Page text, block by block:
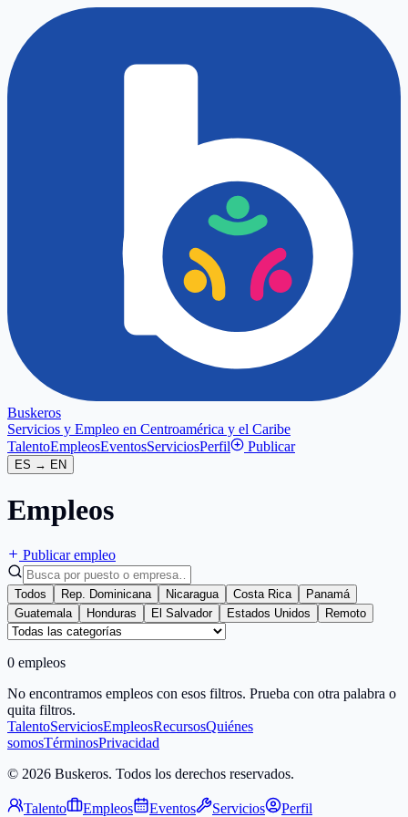
Buskeros
Servicios y Empleo en Centroamérica y el Caribe
TalentoEmpleosEventosServiciosPerfil Publicar
ES → EN
Empleos
Publicar empleo
Todos Rep. Dominicana Nicaragua Costa Rica
Panamá
Guatemala
Honduras El Salvador Estados Unidos Remoto
0 empleos
No encontramos empleos con esos filtros. Prueba con otra palabra o
quita filtros.
TalentoServiciosEmpleosRecursosQuiénes
somosTérminosPrivacidad
© 2026 Buskeros. Todos los derechos reservados.
Talento Empleos Eventos Servicios Perfil